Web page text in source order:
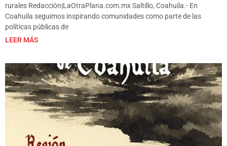
rurales Redacción|LaOtraPlana.com.mx Saltillo, Coahuila.- En
Coahuila seguimos inspirando comunidades como parte de las
políticas públicas de
LEER MÁS